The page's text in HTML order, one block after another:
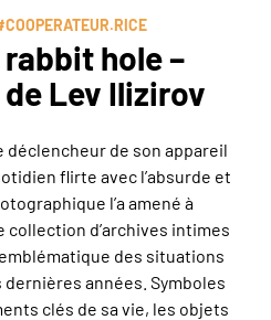
hole –
Lev Ilizirov
déclencheur de son appareil
flirte avec l’absurde et
l’a amené à
d’archives intimes
des situations
années. Symboles
clés de sa vie, les objets